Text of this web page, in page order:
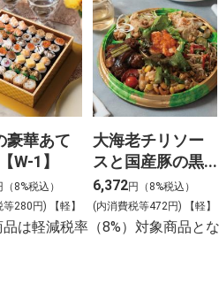
豪華あて
W-1】
（8%税込）
280円) 【軽】
大海老チリソー
スと国産豚の黒
酢団子と４種料
理の盛合わせ
（大）_【C-2】
6,372円（8%税込）
(内消費税等472円) 【軽】
は軽減税率（8%）対象商品とな